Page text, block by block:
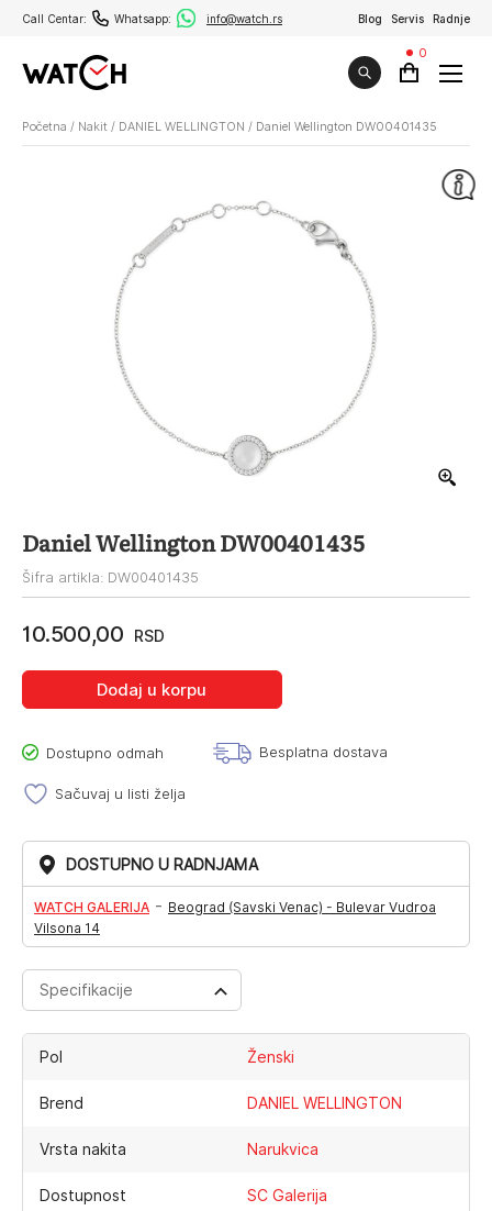
Call Centar: Whatsapp: info@watch.rs Blog Servis Radnje
0
Početna / Nakit / DANIEL WELLINGTON / Daniel Wellington DW00401435
Daniel Wellington DW00401435
Šifra artikla: DW00401435
10.500,00 RSD
Dodaj u korpu
Dostupno odmah Besplatna dostava
Sačuvaj u listi želja
DOSTUPNO U RADNJAMA
WATCH GALERIJA - Beograd (Savski Venac) - Bulevar Vudroa
Vilsona 14
Specifikacije
Pol Ženski
Brend DANIEL WELLINGTON
Vrsta nakita Narukvica
Dostupnost SC Galerija